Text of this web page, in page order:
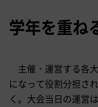
学年を重ね
主催・運営する各
になって役割分担さ
く。大会当日の運営